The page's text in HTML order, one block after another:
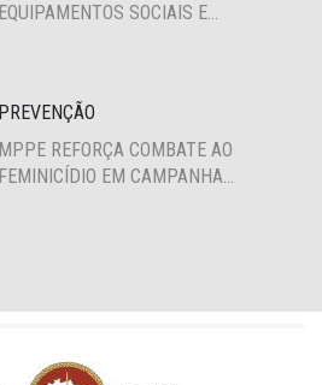
EQUIPAMENTOS SOCIAIS E
PREVENÇÃO
MPPE REFORÇA COMBATE AO
FEMINICÍDIO EM CAMPANHA